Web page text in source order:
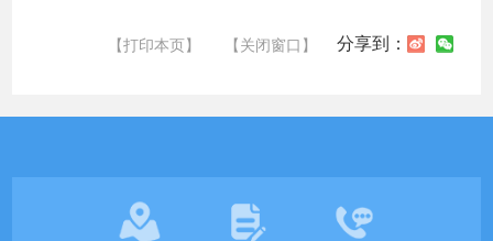
【打印本页】 【关闭窗口】 分享到：